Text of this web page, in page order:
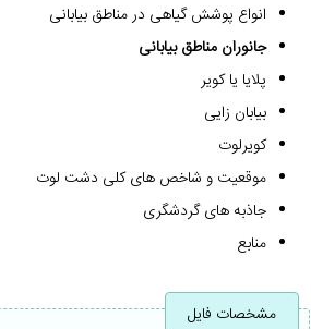
انواع پوشش گیاهی در مناطق بیابانی
جانوران مناطق بیابانی
پلایا یا کویر
بیابان زایی
کویرلوت
موقعیت و شاخص های کلی دشت لوت
جاذبه های گردشگری
منابع
مشخصات فایل